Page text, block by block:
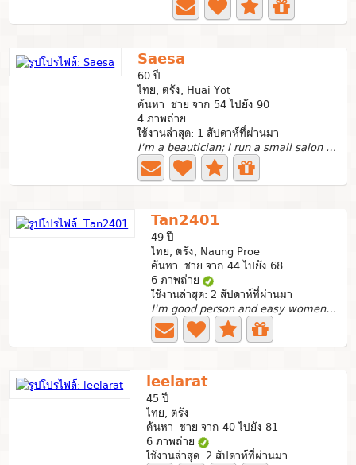
Saesa
60 ปี
ไทย, ตรัง, Huai Yot
ค้นหา ชาย จาก 54 ไปยัง 90
4 ภาพถ่าย
ใช้งานล่าสุด: 1 สัปดาห์ที่ผ่านมา
I'm a beautician; I run a small salon from home. I'm a...
Tan2401
49 ปี
ไทย, ตรัง, Naung Proe
ค้นหา ชาย จาก 44 ไปยัง 68
6 ภาพถ่าย
ใช้งานล่าสุด: 2 สัปดาห์ที่ผ่านมา
I'm good person and easy women so I want to find serious...
leelarat
45 ปี
ไทย, ตรัง
ค้นหา ชาย จาก 40 ไปยัง 81
6 ภาพถ่าย
ใช้งานล่าสุด: 2 สัปดาห์ที่ผ่านมา